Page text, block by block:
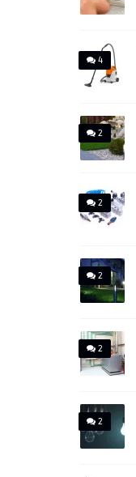
4
2
2
2
2
2